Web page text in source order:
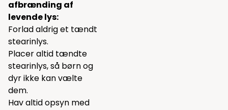
afbrænding af
levende lys:
Forlad aldrig et tændt
stearinlys.
Placer altid tændte
stearinlys, så børn og
dyr ikke kan vælte
dem.
Hav altid opsyn med